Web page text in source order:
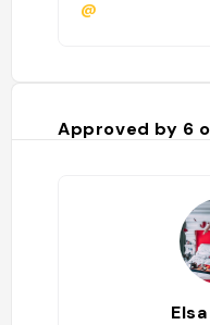
@
Approved by 6